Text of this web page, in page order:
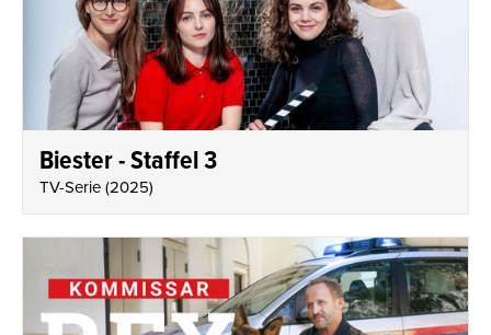
Biester - Staffel 3
TV-Serie(2025)